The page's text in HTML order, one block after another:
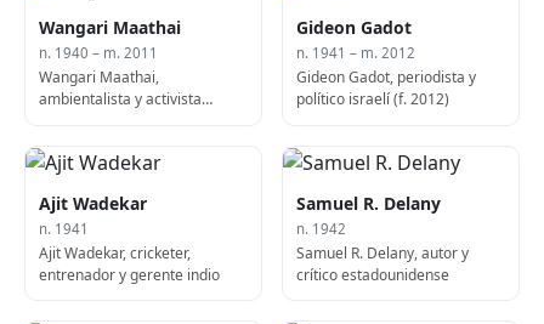
Wangari Maathai
n. 1940 – m. 2011
Wangari Maathai,
ambientalista y activista
Nobel (n. 1940)
Gideon Gadot
n. 1941 – m. 2012
Gideon Gadot, periodista y
político israelí (f. 2012)
Ajit Wadekar
n. 1941
Ajit Wadekar, cricketer,
entrenador y gerente indio
Samuel R. Delany
n. 1942
Samuel R. Delany, autor y
crítico estadounidense